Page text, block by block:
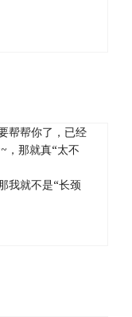
帮帮你了，已经
，那就真“太不
我就不是“长颈